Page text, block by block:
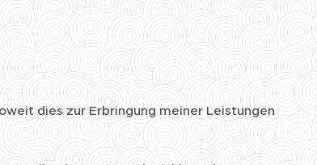
dies zur Erbringung meiner Leistungen